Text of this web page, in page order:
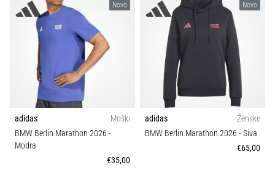
Novo
adidas
Moški
BMW Berlin Marathon 2026 -
Modra
€35,00
Novo
adidas
Ženske
BMW Berlin Marathon 2026 - Siva
€65,00